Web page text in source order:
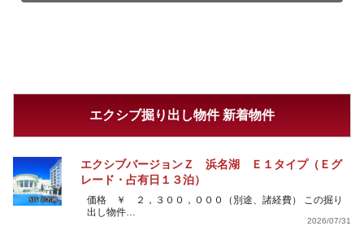
エクシブ掘り出し物件 新着物件
エクシブバージョンＺ 浜名湖 Ｅ１タイプ（Ｅグ
レード・占有日１３泊）
価格 ￥ ２，３００，０００（別途、諸経費） この掘り
出し物件…
2026/07/31